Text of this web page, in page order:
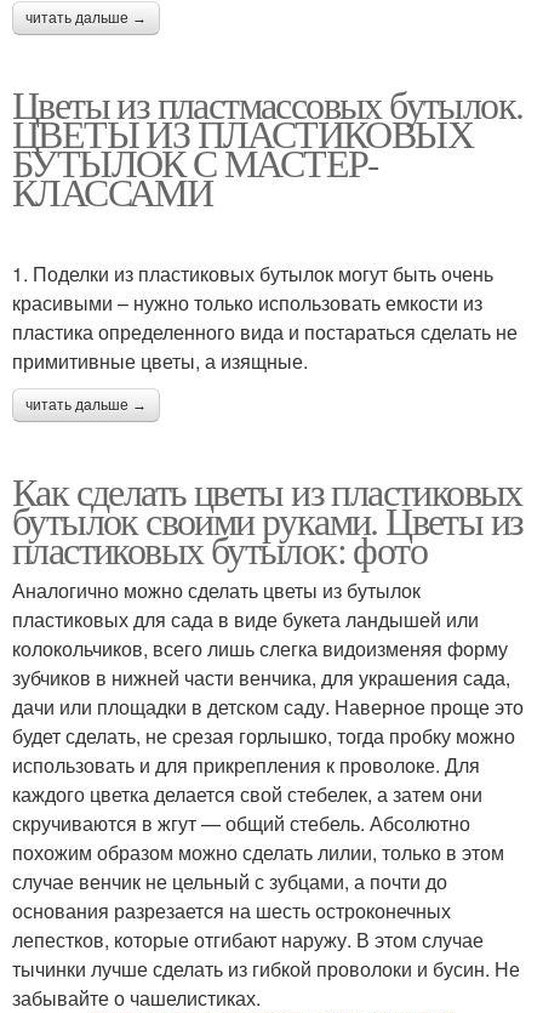
читать дальше →
Цветы из пластмассовых бутылок.
ЦВЕТЫ ИЗ ПЛАСТИКОВЫХ
БУТЫЛОК С МАСТЕР-
КЛАССАМИ
1. Поделки из пластиковых бутылок могут быть очень
красивыми – нужно только использовать емкости из
пластика определенного вида и постараться сделать не
примитивные цветы, а изящные.
читать дальше →
Как сделать цветы из пластиковых
бутылок своими руками. Цветы из
пластиковых бутылок: фото
Аналогично можно сделать цветы из бутылок
пластиковых для сада в виде букета ландышей или
колокольчиков, всего лишь слегка видоизменяя форму
зубчиков в нижней части венчика, для украшения сада,
дачи или площадки в детском саду. Наверное проще это
будет сделать, не срезая горлышко, тогда пробку можно
использовать и для прикрепления к проволоке. Для
каждого цветка делается свой стебелек, а затем они
скручиваются в жгут — общий стебель. Абсолютно
похожим образом можно сделать лилии, только в этом
случае венчик не цельный с зубцами, а почти до
основания разрезается на шесть остроконечных
лепестков, которые отгибают наружу. В этом случае
тычинки лучше сделать из гибкой проволоки и бусин. Не
забывайте о чашелистиках.